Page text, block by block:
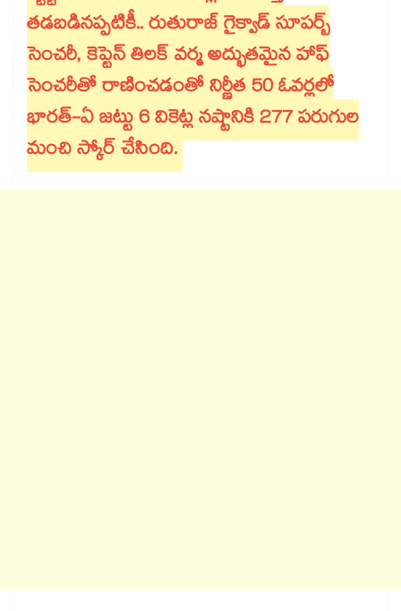
తడబడినప్పటికీ.. రుతురాజ్ గైక్వాడ్ సూపర్బ్
సెంచరీ, కెప్టెన్ తిలక్ వర్మ అద్భుతమైన హాఫ్
సెంచరీతో రాణించడంతో నిర్ణీత 50 ఓవర్లలో
భారత్-ఏ జట్టు 6 వికెట్ల నష్టానికి 277 పరుగుల
మంచి స్కోర్ చేసింది.